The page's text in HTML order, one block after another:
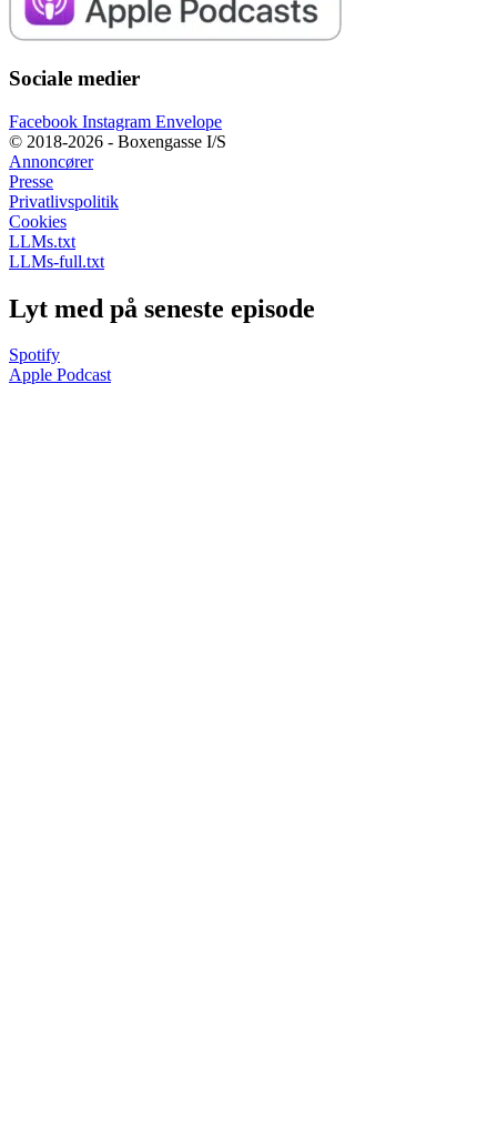
Sociale medier
Facebook Instagram Envelope
© 2018-2026 - Boxengasse I/S
Annoncører
Presse
Privatlivspolitik
Cookies
LLMs.txt
LLMs-full.txt
Lyt med på seneste episode
Spotify
Apple Podcast